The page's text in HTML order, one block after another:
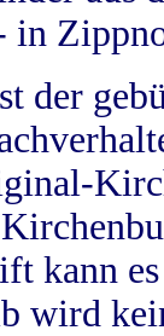
in
der
kann
wird